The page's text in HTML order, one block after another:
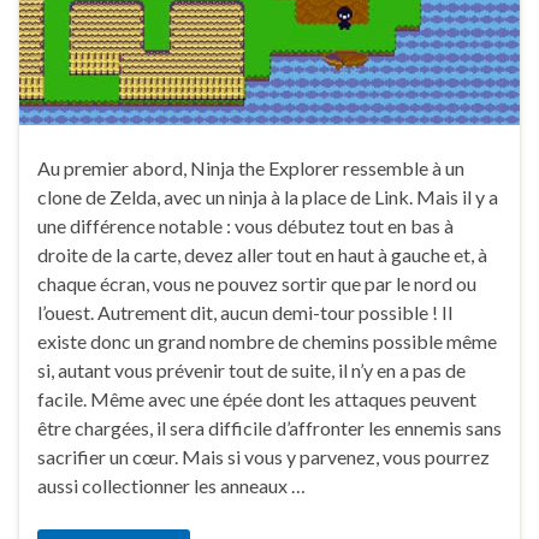
Au premier abord, Ninja the Explorer ressemble à un
clone de Zelda, avec un ninja à la place de Link. Mais il y a
une différence notable : vous débutez tout en bas à
droite de la carte, devez aller tout en haut à gauche et, à
chaque écran, vous ne pouvez sortir que par le nord ou
l’ouest. Autrement dit, aucun demi-tour possible ! Il
existe donc un grand nombre de chemins possible même
si, autant vous prévenir tout de suite, il n’y en a pas de
facile. Même avec une épée dont les attaques peuvent
être chargées, il sera difficile d’affronter les ennemis sans
sacrifier un cœur. Mais si vous y parvenez, vous pourrez
aussi collectionner les anneaux …